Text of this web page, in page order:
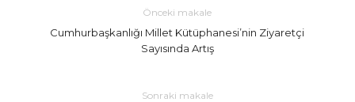
Önceki makale
Cumhurbaşkanlığı Millet Kütüphanesi’nin Ziyaretçi
Sayısında Artış
Sonraki makale